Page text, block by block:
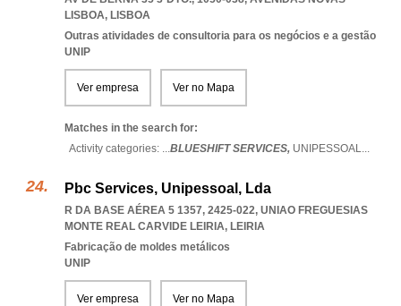
LISBOA, LISBOA
Outras atividades de consultoria para os negócios e a gestão
UNIP
Ver empresa Ver no Mapa
Matches in the search for:
Activity categories: ...BLUESHIFT SERVICES, UNIPESSOAL...
Pbc Services, Unipessoal, Lda
R DA BASE AÉREA 5 1357, 2425-022, UNIAO FREGUESIAS
MONTE REAL CARVIDE LEIRIA, LEIRIA
Fabricação de moldes metálicos
UNIP
Ver empresa Ver no Mapa